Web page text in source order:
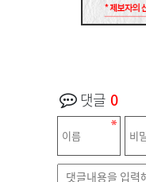
댓글 0